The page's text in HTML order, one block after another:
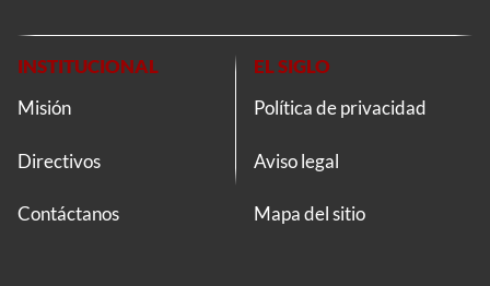
INSTITUCIONAL
Misión
Directivos
Contáctanos
EL SIGLO
Política de privacidad
Aviso legal
Mapa del sitio